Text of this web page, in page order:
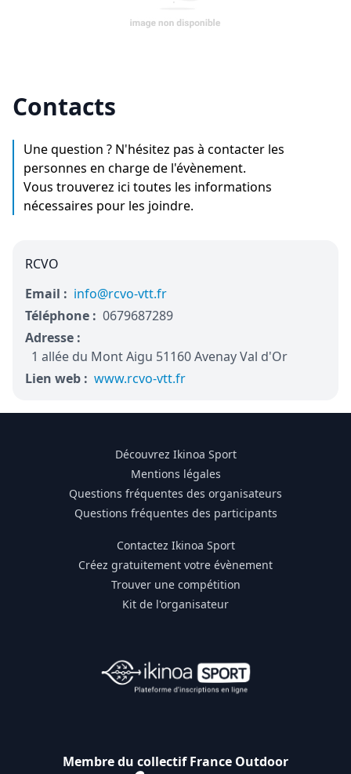
Contacts
Une question ? N'hésitez pas à contacter les
personnes en charge de l'évènement.
Vous trouverez ici toutes les informations
nécessaires pour les joindre.
RCVO
Email : info@rcvo-vtt.fr
Téléphone : 0679687289
Adresse :
1 allée du Mont Aigu 51160 Avenay Val d'Or
Lien web : www.rcvo-vtt.fr
Découvrez Ikinoa Sport
Mentions légales
Questions fréquentes des organisateurs
Questions fréquentes des participants
Contactez Ikinoa Sport
Créez gratuitement votre évènement
Trouver une compétition
Kit de l'organisateur
Membre du collectif France Outdoor